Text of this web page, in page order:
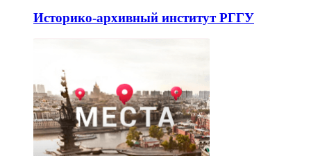
Историко-архивный институт РГГУ